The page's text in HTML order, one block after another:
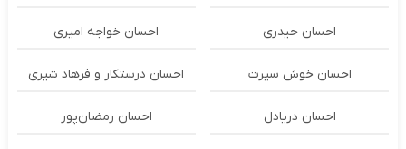
احسان حیدری احسان خواجه امیری
احسان خوش سیرت احسان درستكار و فرهاد شيرى
احسان دریادل احسان رمضان‌پور